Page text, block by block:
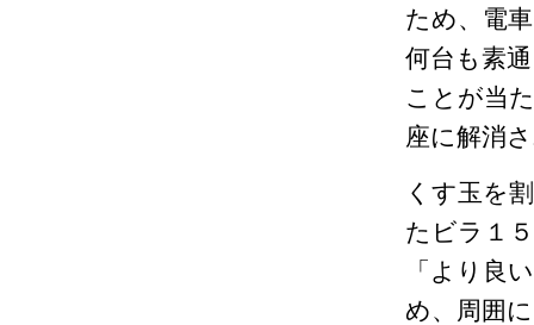
ため、電
何台も素
ことが当
座に解消
くす玉を
たビラ１
「より良
め、周囲